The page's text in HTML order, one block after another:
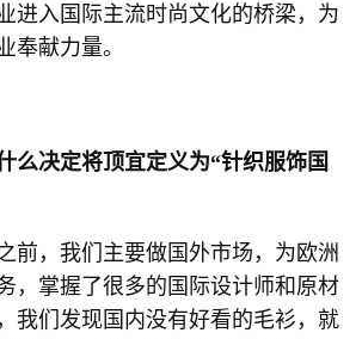
进入国际主流时尚文化的桥梁，为
奉献力量。
决定将顶宜定义为“针织服饰国
前，我们主要做国外市场，为欧洲
，掌握了很多的国际设计师和原材
我们发现国内没有好看的毛衫，就